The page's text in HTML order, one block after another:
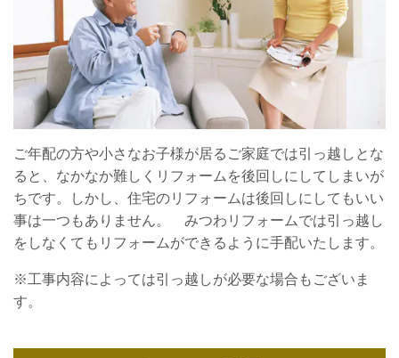
ご年配の方や小さなお子様が居るご家庭では引っ越しとな
ると、なかなか難しくリフォームを後回しにしてしまいが
ちです。しかし、住宅のリフォームは後回しにしてもいい
事は一つもありません。 みつわリフォームでは引っ越し
をしなくてもリフォームができるように手配いたします。
※工事内容によっては引っ越しが必要な場合もございま
す。